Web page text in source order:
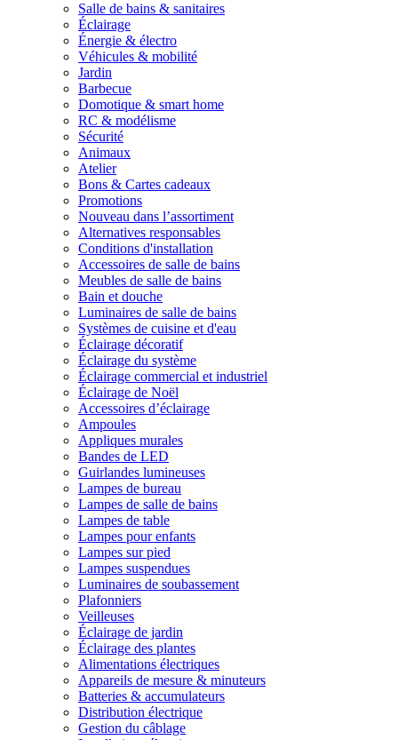
Salle de bains & sanitaires
Éclairage
Énergie & électro
Véhicules & mobilité
Jardin
Barbecue
Domotique & smart home
RC & modélisme
Sécurité
Animaux
Atelier
Bons & Cartes cadeaux
Promotions
Nouveau dans l’assortiment
Alternatives responsables
Conditions d'installation
Accessoires de salle de bains
Meubles de salle de bains
Bain et douche
Luminaires de salle de bains
Systèmes de cuisine et d'eau
Éclairage décoratif
Éclairage du système
Éclairage commercial et industriel
Éclairage de Noël
Accessoires d’éclairage
Ampoules
Appliques murales
Bandes de LED
Guirlandes lumineuses
Lampes de bureau
Lampes de salle de bains
Lampes de table
Lampes pour enfants
Lampes sur pied
Lampes suspendues
Luminaires de soubassement
Plafonniers
Veilleuses
Éclairage de jardin
Éclairage des plantes
Alimentations électriques
Appareils de mesure & minuteurs
Batteries & accumulateurs
Distribution électrique
Gestion du câblage